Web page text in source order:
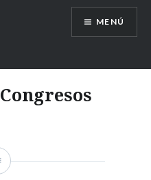
MENÚ
Congresos